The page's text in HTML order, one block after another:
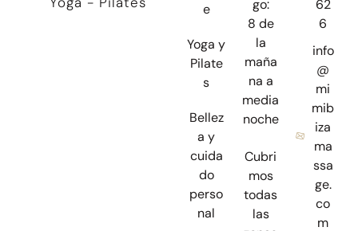
e
Yoga y
Pilate
s
Bellez
a y
cuida
do
perso
nal
go:
8 de
la
maña
na a
media
noche
Cubri
mos
todas
las
62
6
info
@
mi
mib
iza
ma
ssa
ge.
co
m